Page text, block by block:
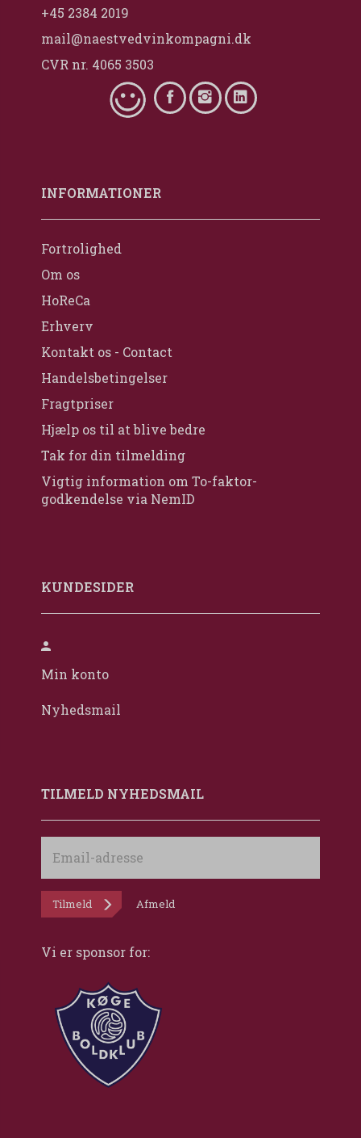
+45 2384 2019
mail@naestvedvinkompagni.dk
CVR nr. 4065 3503
INFORMATIONER
Fortrolighed
Om os
HoReCa
Erhverv
Kontakt os - Contact
Handelsbetingelser
Fragtpriser
Hjælp os til at blive bedre
Tak for din tilmelding
Vigtig information om To-faktor-
godkendelse via NemID
KUNDESIDER
Min konto
Nyhedsmail
TILMELD NYHEDSMAIL
adresse
Tilmeld Afmeld
Vi er sponsor for: